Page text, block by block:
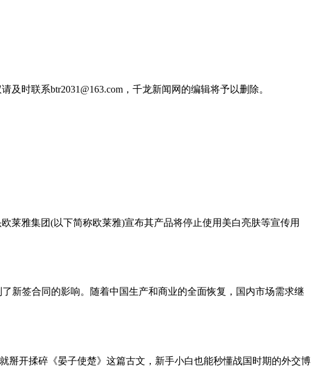
时联系btr2031@163.com，千龙新闻网的编辑将予以删除。
莱雅集团(以下简称欧莱雅)宣布其产品将停止使用美白亮肤等宣传用
新签合同的影响。随着中国生产和商业的全面恢复，国内市场需求继
掰开揉碎《晏子使楚》这篇古文，新手小白也能秒懂战国时期的外交博